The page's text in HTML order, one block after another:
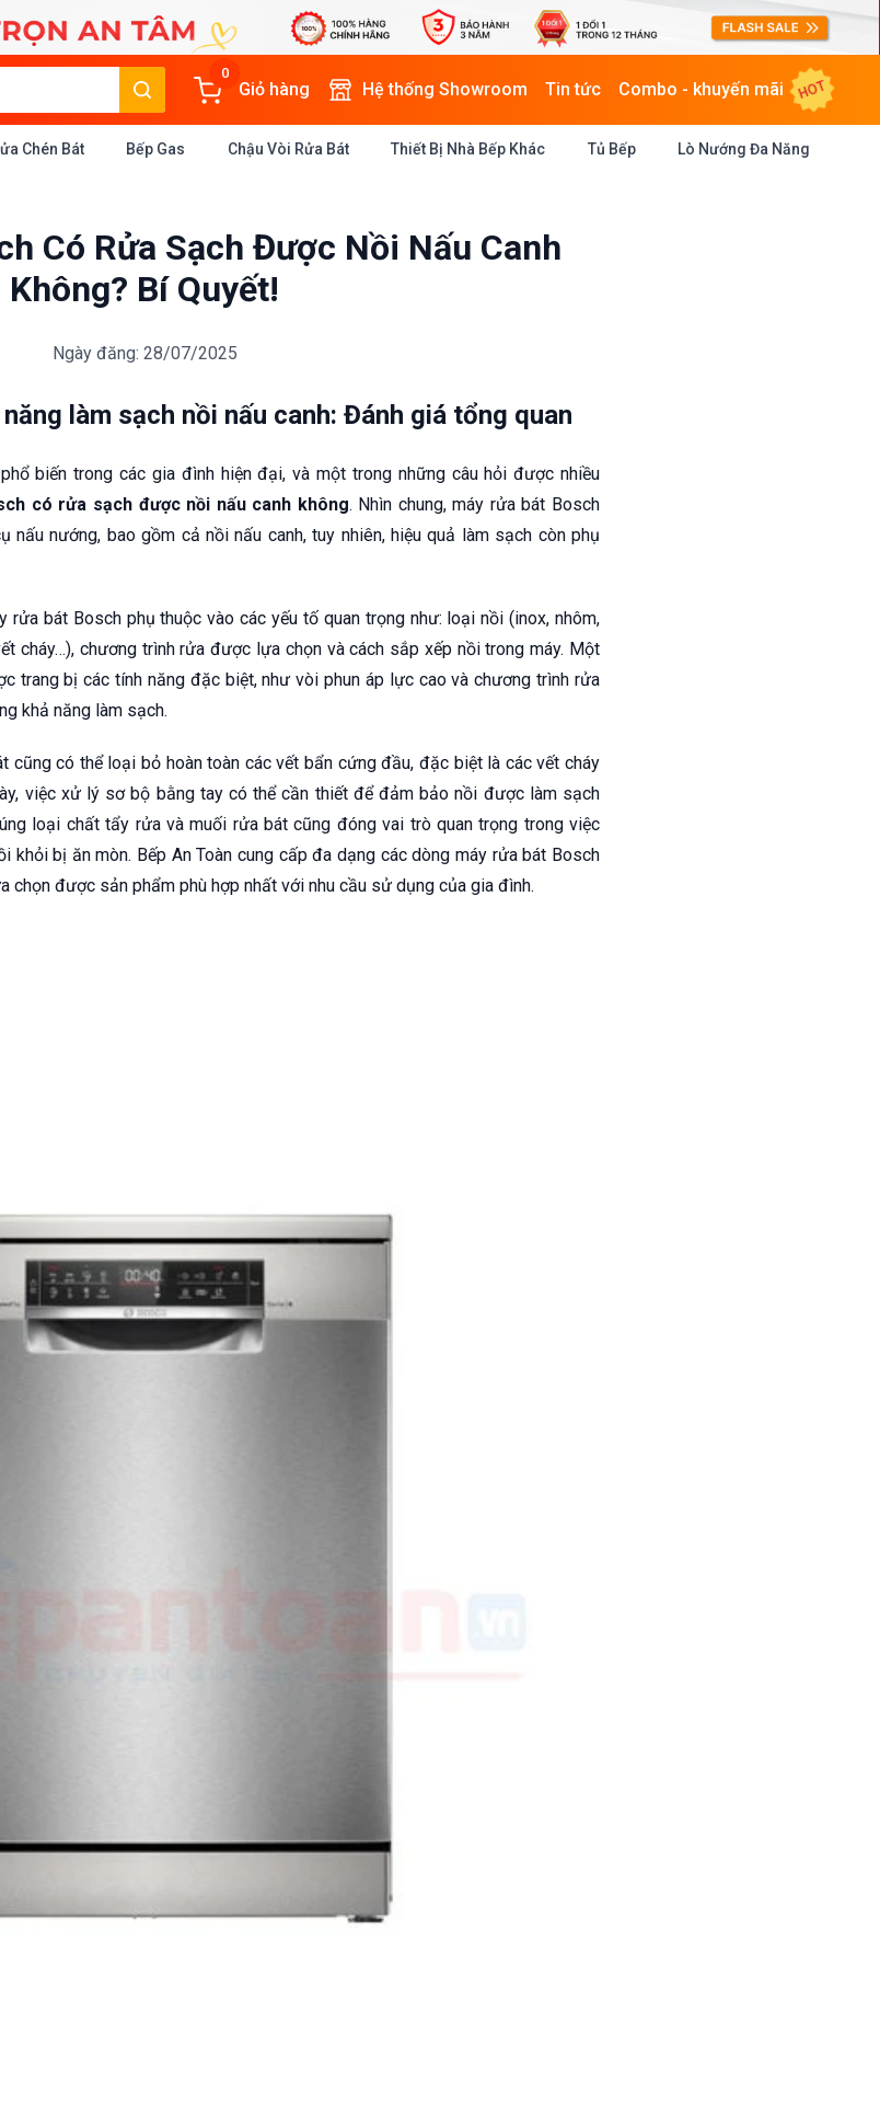
0
Giỏ hàng Hệ thống Showroom Tin tức Combo - khuyến mãi HOT
Chén Bát Bếp Gas Chậu Vòi Rửa Bát Thiết Bị Nhà Bếp Khác Tủ Bếp Lò Nướng Đa Năng
Có Rửa Sạch Được Nồi Nấu Canh
Không? Bí Quyết!
Ngày đăng: 28/07/2025
làm sạch nồi nấu canh: Đánh giá tổng quan
biến trong các gia đình hiện đại, và một trong những câu hỏi được nhiều
có rửa sạch được nồi nấu canh không. Nhìn chung, máy rửa bát Bosch
nướng, bao gồm cả nồi nấu canh, tuy nhiên, hiệu quả làm sạch còn phụ
rửa bát Bosch phụ thuộc vào các yếu tố quan trọng như: loại nồi (inox, nhôm,
cháy…), chương trình rửa được lựa chọn và cách sắp xếp nồi trong máy. Một
trang bị các tính năng đặc biệt, như vòi phun áp lực cao và chương trình rửa
khả năng làm sạch.
cũng có thể loại bỏ hoàn toàn các vết bẩn cứng đầu, đặc biệt là các vết cháy
việc xử lý sơ bộ bằng tay có thể cần thiết để đảm bảo nồi được làm sạch
loại chất tẩy rửa và muối rửa bát cũng đóng vai trò quan trọng trong việc
khỏi bị ăn mòn. Bếp An Toàn cung cấp đa dạng các dòng máy rửa bát Bosch
chọn được sản phẩm phù hợp nhất với nhu cầu sử dụng của gia đình.